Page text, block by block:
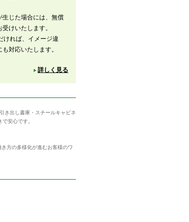
生じた場合には、無償
けいたします。
ければ、イメージ違
対応いたします。
詳しく見る
き出し書庫・スチールキャビネ
安心です。
方の多様化が進むお客様のワ